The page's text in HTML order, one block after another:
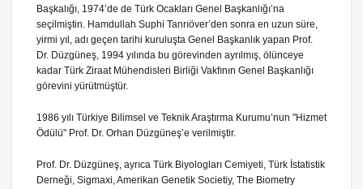
Başkalığı, 1974’de de Türk Ocakları Genel Başkanlığı’na
seçilmiştin. Hamdullah Suphi Tanrıöver’den sonra en uzun süre,
yirmi yıl, adı geçen tarihi kuruluşta Genel Başkanlık yapan Prof.
Dr. Düzgüneş, 1994 yılında bu görevinden ayrılmış, ölünceye
kadar Türk Ziraat Mühendisleri Birliği Vakfının Genel Başkanlığı
görevini yürütmüştür.
1986 yılı Türkiye Bilimsel ve Teknik Araştırma Kurumu’nun "Hizmet
Ödülü" Prof. Dr. Orhan Düzgüneş’e verilmiştir.
Prof. Dr. Düzgüneş, ayrıca Türk Biyologları Cemiyeti, Türk İstatistik
Derneği, Sigmaxi, Amerikan Genetik Societiy, The Biometry